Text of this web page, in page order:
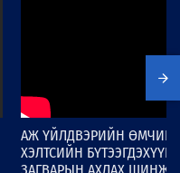
байгууллагын
зөвлөн чиглүүлэх
хэрэгжиж эхэлнэ.
АЖ ҮЙЛДВЭРИЙН
ХЭЛТСИЙН